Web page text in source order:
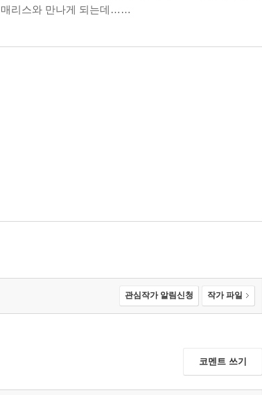
매리스와 만나게 되는데……
관심작가 알림신청 작가 파일
코멘트 쓰기